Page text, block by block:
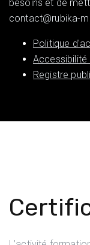
besoins et de
contact@rubika-
Politique
Accessibilité
Registre